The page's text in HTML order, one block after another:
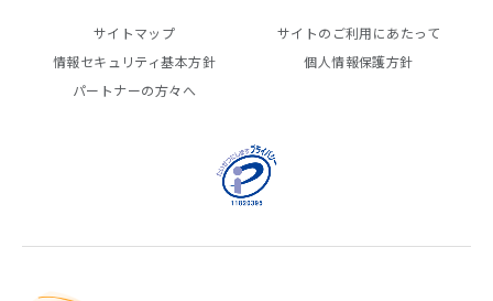
サイトのご利用にあたって
個人情報保護方針
情報セキュリティ基本方針
パートナーの方々へ
サイトマップ